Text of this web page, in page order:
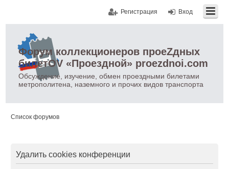
Вход
Регистрация
Форум коллекционеров проеZдных
билетOV «Проездной» proezdnoi.com
Обсуждение, изучение, обмен проездными билетами
метрополитена, наземного и прочих видов транспорта
Список форумов
Удалить cookies конференции